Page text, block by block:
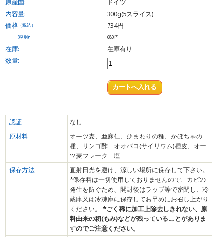
原産国:
ドイツ
内容量:
300g(5スライス)
価格 （税込）: 734円
(税別): 680円
在庫:
在庫有り
数量:
認証
なし
原材料
オーツ麦、亜麻仁、ひまわりの種、かぼちゃの
種、リンゴ酢、オオバコ(サイリウム)種皮、オー
ツ麦フレーク、塩
保存方法
直射日光を避け、涼しい場所に保存して下さい。
*保存料は一切使用しておりませんので、カビの
発生を防ぐため、開封後はラップ等で密閉し、冷
蔵庫又は冷凍庫に保存してお早めにお召し上がり
ください。*ごく稀に加工上除去しきれない、原
料由来の籾(もみ)などが残っていることがありま
すのでご注意ください。